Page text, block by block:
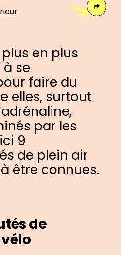
en plus
se
faire du
elles, surtout
par les
9
de plein air
être connues.
de